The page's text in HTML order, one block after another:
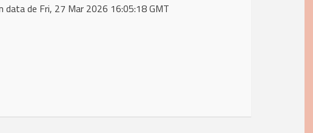
data de Fri, 27 Mar 2026 16:05:18 GMT